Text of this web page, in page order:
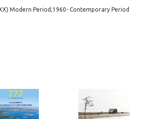
Modern Period,1960- Contemporary Period